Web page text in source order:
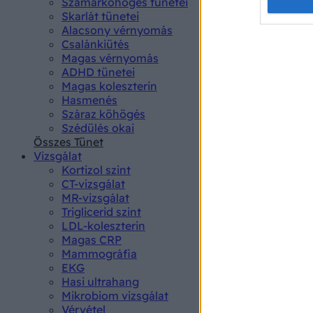
Skarlát tünetei
Alacsony vérnyomás
Csalánkiütés
Magas vérnyomás
ADHD tünetei
Magas koleszterin
Hasmenés
Száraz köhögés
Szédülés okai
Összes Tünet
Vizsgálat
Kortizol szint
CT-vizsgálat
MR-vizsgálat
Triglicerid szint
LDL-koleszterin
Magas CRP
Mammográfia
EKG
Hasi ultrahang
Mikrobiom vizsgálat
Vérvétel